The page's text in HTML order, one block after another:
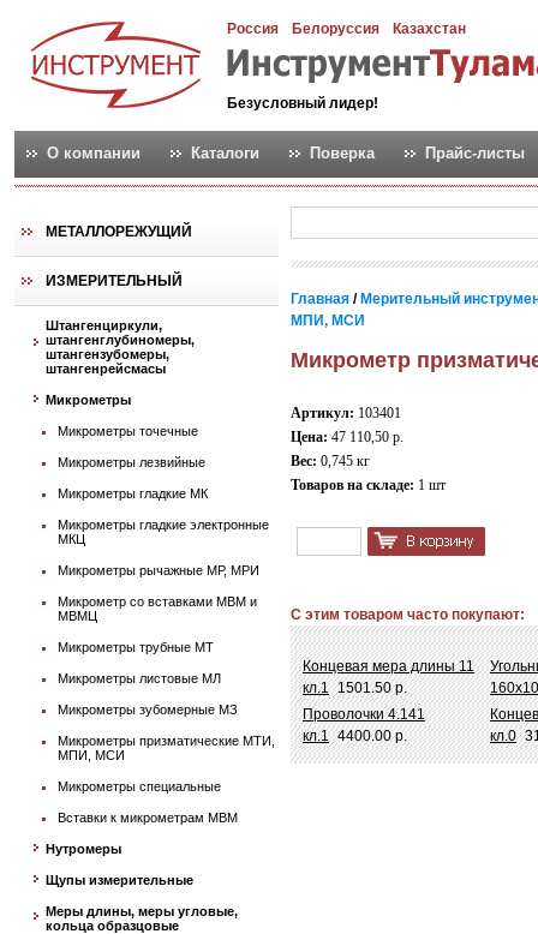
Россия Белоруссия Казахстан
Безусловный лидер!
О компании Каталоги Поверка Прайс-листы
МЕТАЛЛОРЕЖУЩИЙ
ИЗМЕРИТЕЛЬНЫЙ
Штангенциркули,
штангенглубиномеры,
штангензубомеры,
штангенрейсмасы
Микрометры
Микрометры точечные
Микрометры лезвийные
Микрометры гладкие МК
Микрометры гладкие электронные
МКЦ
Микрометры рычажные МР, МРИ
Микрометр со вставками МВМ и
МВМЦ
Микрометры трубные МТ
Микрометры листовые МЛ
Микрометры зубомерные МЗ
Микрометры призматические МТИ,
МПИ, МСИ
Микрометры специальные
Вставки к микрометрам МВМ
Нутромеры
Щупы измерительные
Меры длины, меры угловые,
кольца образцовые
Главная / Мерительный
МПИ, МСИ
Микрометр
Артикул: 103401
Цена: 47 110,50 р.
Вес: 0,745 кг
Товаров на складе: 1 шт
С этим товаром часто покупают:
Концевая мера длины 11
кл.1 1501.50 р.
Проволочки 4.141
кл.1 4400.00 р.
кл.0